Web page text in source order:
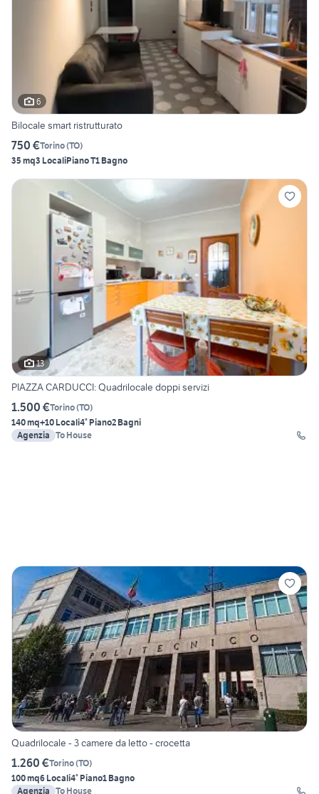
6
Bilocale smart ristrutturato
750 €Torino(TO)
35 mq3 LocaliPiano T1 Bagno
13
PIAZZA CARDUCCI: Quadrilocale doppi servizi
1.500 €Torino(TO)
140 mq+10 Locali4° Piano2 Bagni
Agenzia To House
Quadrilocale - 3 camere da letto - crocetta
1.260 €Torino(TO)
100 mq6 Locali4° Piano1 Bagno
Agenzia To House